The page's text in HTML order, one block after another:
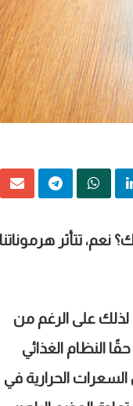
تتأثر هرموناتنا
لذلك على الرغم من
النظام الغذائي
السعرات الحرارية في